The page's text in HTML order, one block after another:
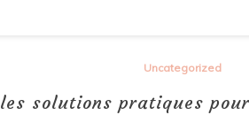
Uncategorized
les solutions pratiques